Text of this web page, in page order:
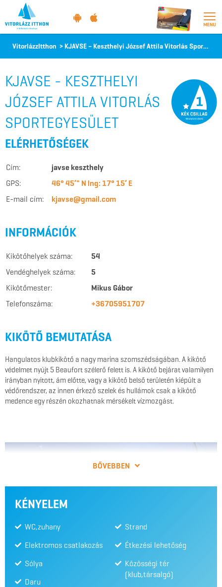
Vitorlázz
itthon
VitorlázzItthon > KJAVSE – Keszthelyi József Attila Vitorlás Sportegyesület
KJAVSE - KESZTHELYI
JÓZSEF ATTILA VITORLÁS
SPORTEGYESÜLET
ELÉRHETŐSÉGEK
Cím:
javse keszthely
GPS:
46° 45’" N lng: 17° 15’ E
E-mail cím:
kjavse@gmail.com
INFORMÁCIÓK
Kikötőhelyek száma:
54
Vendéghelyek száma:
5
Kikötőmester:
Mikus Gábor
Telefonszáma:
+36705951707
KIKÖTŐ BEMUTATÁSA
Hangulatos klubkikötő a nagy marina szomszédságában. A kikötő
védelmet nyújt 5 Beaufort szélerő felett is. A kikötő bejárat valamilyen
irányban nyitott, ám előtte, vagy a kikötő belső területén kiépült a
védőrendszer, az innen érkező szelek és hullámok csak a kikötő
medence egy részén okozhatnak mérsékelt vízmozgást.
BŐVEBBEN
KÉNYELEM
WC,zuhany
Elektromos csatlakozás
Sólya
Daru
Strand
Étkezési lehetőség
Közösségi tér
(klub,társalgó)